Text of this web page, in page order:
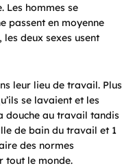
Les hommes se
passent en moyenne
deux sexes usent
leur lieu de travail. Plus
se lavaient et les
douche au travail tandis
de bain du travail et 1
des normes
tout le monde.